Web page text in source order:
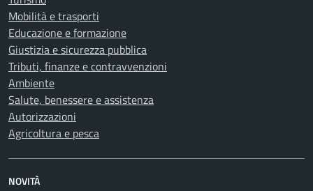
Mobilità e trasporti
Educazione e formazione
Giustizia e sicurezza pubblica
Tributi, finanze e contravvenzioni
Ambiente
Salute, benessere e assistenza
Autorizzazioni
Agricoltura e pesca
NOVITÀ